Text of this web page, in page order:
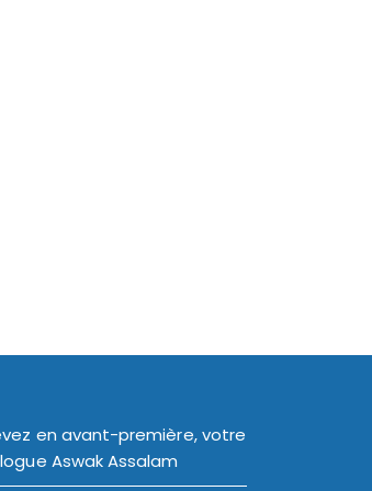
en avant-première, votre
Aswak Assalam